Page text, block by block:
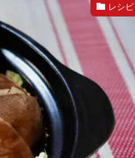
レシピ